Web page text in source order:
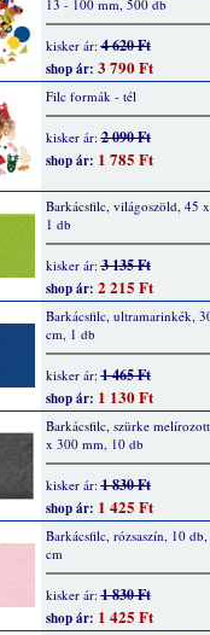
13 - 100 mm, 500 db
kisker ár:4 620 Ft
shop ár: 3 790 Ft
Filc formák - tél
kisker ár:2 090 Ft
shop ár: 1 785 Ft
Barkácsfilc, világoszöld, 45
1 db
kisker ár:3 135 Ft
shop ár: 2 215 Ft
Barkácsfilc, ultramarinkék,
cm, 1 db
kisker ár:1 465 Ft
shop ár: 1 130 Ft
Barkácsfilc, szürke
x 300 mm, 10 db
kisker ár:1 830 Ft
shop ár: 1 425 Ft
Barkácsfilc, rózsaszín, 10
cm
kisker ár:1 830 Ft
shop ár: 1 425 Ft